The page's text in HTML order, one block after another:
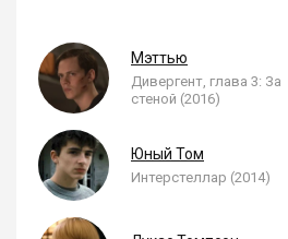
Мэттью
Дивергент, глава 3: За
стеной (2016)
Юный Том
Интерстеллар (2014)